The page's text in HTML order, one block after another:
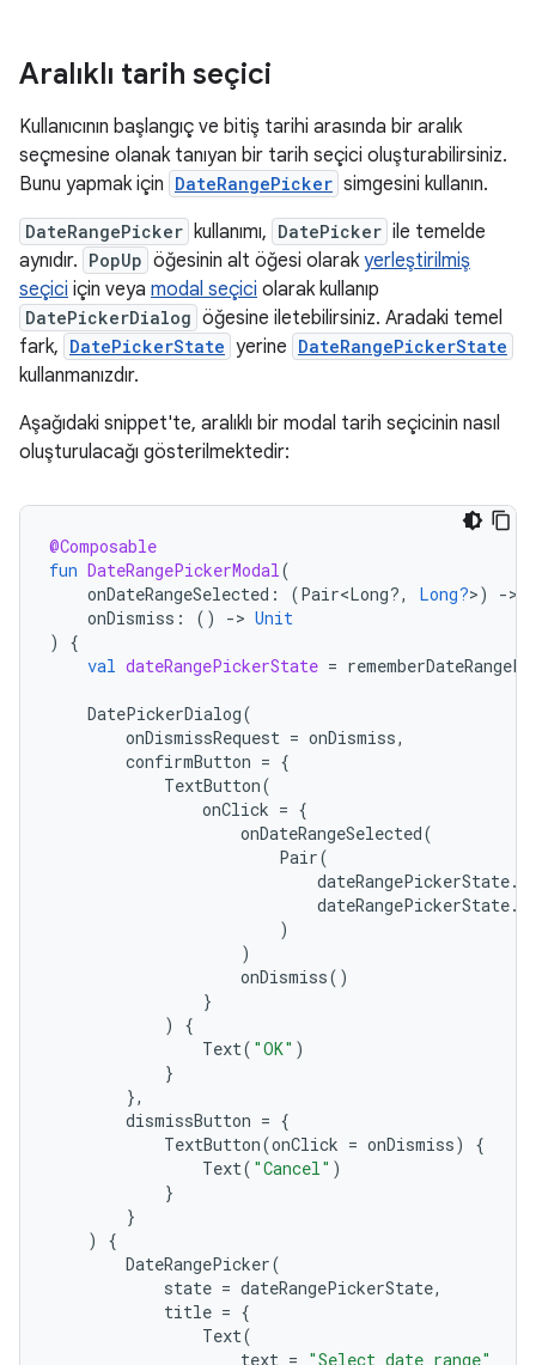
Aralıklı tarih seçici
Kullanıcının başlangıç ve bitiş tarihi arasında bir aralık
seçmesine olanak tanıyan bir tarih seçici oluşturabilirsiniz.
Bunu yapmak için DateRangePicker simgesini kullanın.
DateRangePicker kullanımı, DatePicker ile temelde
aynıdır. PopUp öğesinin alt öğesi olarak yerleştirilmiş
seçici için veya modal seçici olarak kullanıp
DatePickerDialog öğesine iletebilirsiniz. Aradaki temel
fark, DatePickerState yerine DateRangePickerState
kullanmanızdır.
Aşağıdaki snippet'te, aralıklı bir modal tarih seçicinin nasıl
oluşturulacağı gösterilmektedir:
@Composable
fun DateRangePickerModal (
onDateRangeSelected : (Pair<Long?, Long?>) ->
onDismiss : () -> Unit
)
{
val dateRangePickerState =
DatePickerDialog(
onDismissRequest = onDismiss,
confirmButton = {
TextButton(
onClick = {
onDateRangeSelected(
Pair(
dateRangePickerState.
dateRangePickerState.
)
)
onDismiss()
}
)
{
Text( "OK" )
}
},
dismissButton = {
TextButton(onClick = onDismiss)
{
Text( "Cancel" )
}
}
)
{
DateRangePicker(
state = dateRangePickerState,
title = {
Text(
text = "Select date range"